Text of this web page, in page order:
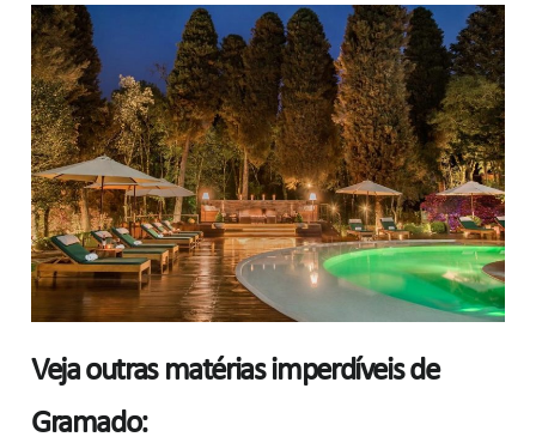
Veja outras matérias imperdíveis de
Gramado: